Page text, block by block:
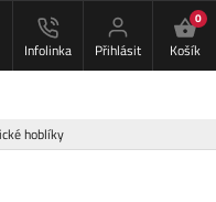
Infolinka Přihlásit
0
Košík
hoblíky